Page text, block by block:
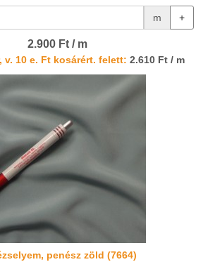
m +
2.900 Ft / m
v. 10 e. Ft kosárért. felett: 2.610 Ft / m
penész zöld (7664)